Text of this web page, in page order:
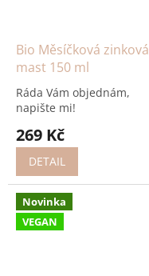
Bio Měsíčková zinková
mast 150 ml
Ráda Vám objednám,
napište mi!
269 Kč
DETAIL
Novinka
VEGAN